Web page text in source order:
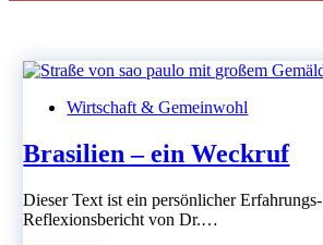
Wirtschaft & Gemeinwohl
Brasilien – ein Weckruf
Dieser Text ist ein persönlicher
Reflexionsbericht von Dr.…